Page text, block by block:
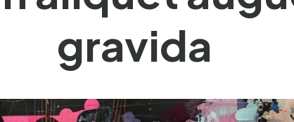
gravida